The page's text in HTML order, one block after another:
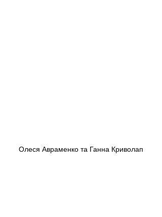
Олеся Авраменко та Ганна Криволап